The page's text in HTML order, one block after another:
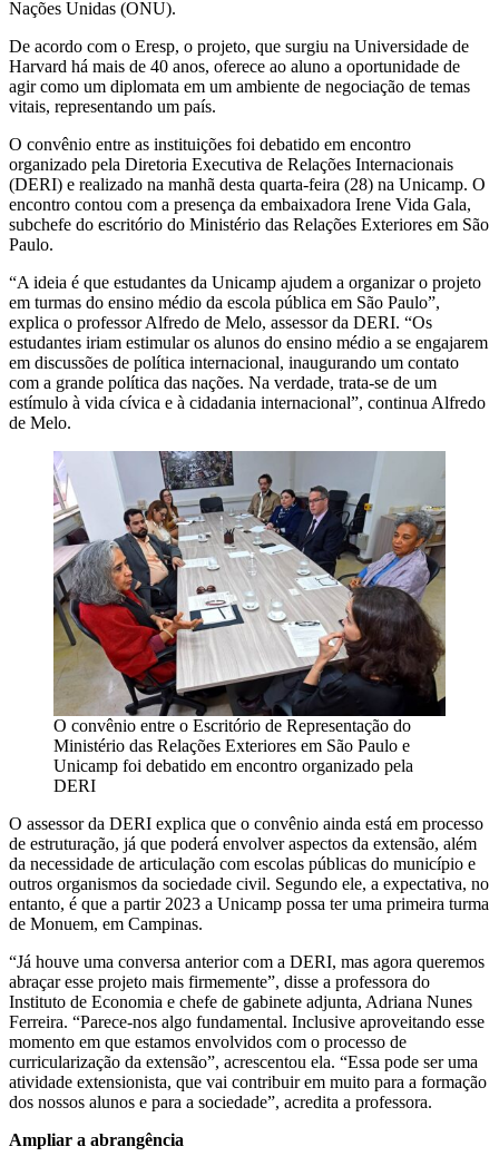
Nações Unidas (ONU).
De acordo com o Eresp, o projeto, que surgiu na Universidade de
Harvard há mais de 40 anos, oferece ao aluno a oportunidade de
agir como um diplomata em um ambiente de negociação de temas
vitais, representando um país.
O convênio entre as instituições foi debatido em encontro
organizado pela Diretoria Executiva de Relações Internacionais
(DERI) e realizado na manhã desta quarta-feira (28) na Unicamp. O
encontro contou com a presença da embaixadora Irene Vida Gala,
subchefe do escritório do Ministério das Relações Exteriores em São
Paulo.
“A ideia é que estudantes da Unicamp ajudem a organizar o projeto
em turmas do ensino médio da escola pública em São Paulo”,
explica o professor Alfredo de Melo, assessor da DERI. “Os
estudantes iriam estimular os alunos do ensino médio a se engajarem
em discussões de política internacional, inaugurando um contato
com a grande política das nações. Na verdade, trata-se de um
estímulo à vida cívica e à cidadania internacional”, continua Alfredo
de Melo.
O convênio entre o Escritório de Representação do
Ministério das Relações Exteriores em São Paulo e
Unicamp foi debatido em encontro organizado pela
DERI
O assessor da DERI explica que o convênio ainda está em processo
de estruturação, já que poderá envolver aspectos da extensão, além
da necessidade de articulação com escolas públicas do município e
outros organismos da sociedade civil. Segundo ele, a expectativa, no
entanto, é que a partir 2023 a Unicamp possa ter uma primeira turma
de Monuem, em Campinas.
“Já houve uma conversa anterior com a DERI, mas agora queremos
abraçar esse projeto mais firmemente”, disse a professora do
Instituto de Economia e chefe de gabinete adjunta, Adriana Nunes
Ferreira. “Parece-nos algo fundamental. Inclusive aproveitando esse
momento em que estamos envolvidos com o processo de
curricularização da extensão”, acrescentou ela. “Essa pode ser uma
atividade extensionista, que vai contribuir em muito para a formação
dos nossos alunos e para a sociedade”, acredita a professora.
Ampliar a abrangência